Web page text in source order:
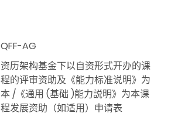
QFF-AG
资历架构基金下以自资形式开办的课
程的评审资助及《能力标准说明》为
本 /《通用 (基础 )能力説明》为本课
程发展资助（如适用）申请表